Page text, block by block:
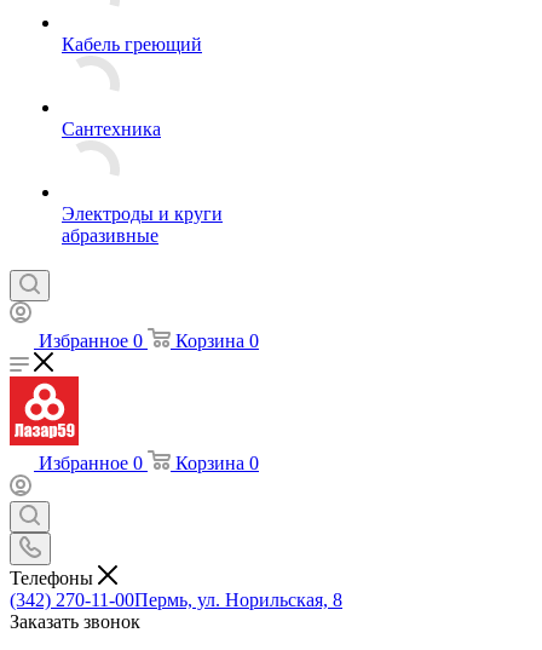
Кабель греющий
Сантехника
Электроды и круги
абразивные
Избранное 0 Корзина 0
Избранное 0 Корзина 0
Телефоны
(342) 270-11-00Пермь, ул. Норильская, 8
Заказать звонок